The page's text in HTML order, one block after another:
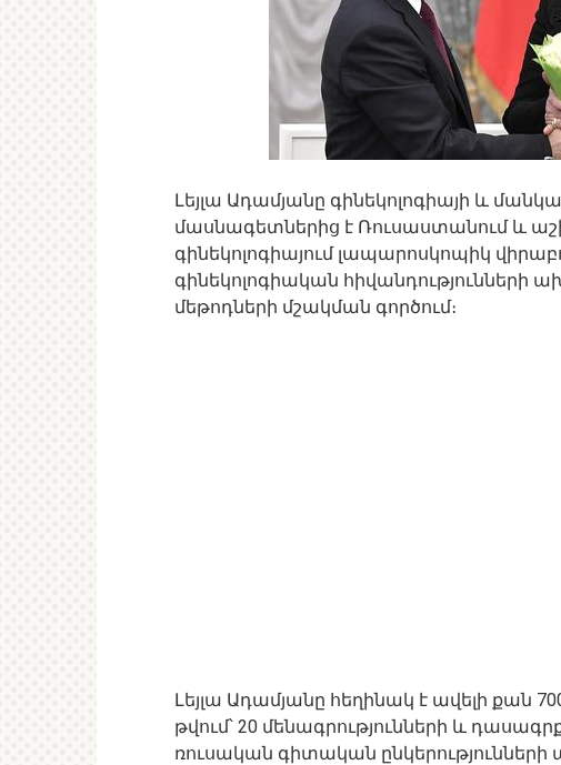
Լեյլա Ադամյանը գինեկոլոգիայի և
մասնագետներից է Ռուսաստանում և
գինեկոլոգիայում լապարոսկոպիկ
գինեկոլոգիական հիվանդությունների
մեթոդների մշակման գործում։
Լեյլա Ադամյանը հեղինակ է ավելի քան
թվում՝ 20 մենագրությունների և
ռուսական գիտական